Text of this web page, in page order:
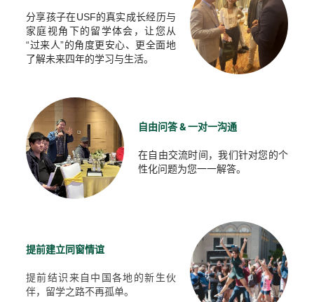
分享孩子在USF的真实成长经历与
家庭视角下的留学体会，让您从
“过来人”的角度更安心、更全面地
了解未来四年的学习与生活。
自由问答 & 一对一沟通
在自由交流时间，我们针对您的个
性化问题为您一一解答。
提前建立同窗情谊
提前结识来自中国各地的新生伙
伴，留学之路不再孤单。